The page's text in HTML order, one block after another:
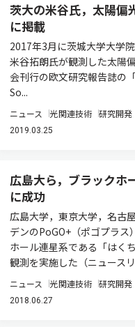
茨大の米谷氏，太陽偏
に掲載
2017年3月に茨城大学大学
米谷拓朗氏が観測した太陽
会刊行の欧文研究報告誌
So...
ニュース 光関連技術 研究開発
2019.03.25
広島大ら，ブラックホ
に成功
広島大学，東京大学，名古
デンのPoGO+（ポゴプラス
ホール連星系である「はく
観測を実施した（ニュース
ニュース 光関連技術 研究開発
2018.06.27